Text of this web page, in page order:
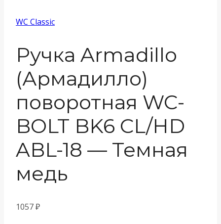
WC Classic
Ручка Armadillo
(Армадилло)
поворотная WC-
BOLT BK6 CL/HD
ABL-18 — Темная
медь
1057₽